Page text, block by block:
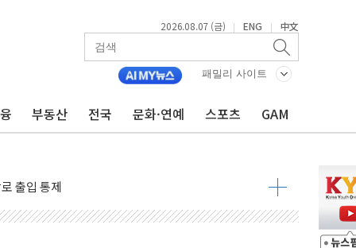
2026.08.07 (금) | ENG | 中文
패밀리 사이트
부동산 전국 문화·연예 스포츠 GAM
역축제 '불금전파, 송정'과 상생
본격화…'AI 데이터 기반 메디테크 혁신허브' 구상
…1명 심정지·5명 부상
화헬기 3대 투입